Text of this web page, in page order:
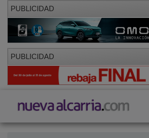
PUBLICIDAD
PUBLICIDAD